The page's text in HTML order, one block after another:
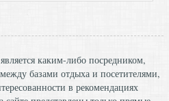
каким-либо посредником,
базами отдыха и посетителями,
в рекомендациях